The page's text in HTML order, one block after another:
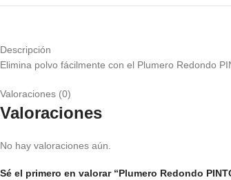
Descripción
Elimina polvo fácilmente con el Plumero Redondo
Valoraciones (0)
Valoraciones
No hay valoraciones aún.
Sé el primero en valorar “Plumero Redondo